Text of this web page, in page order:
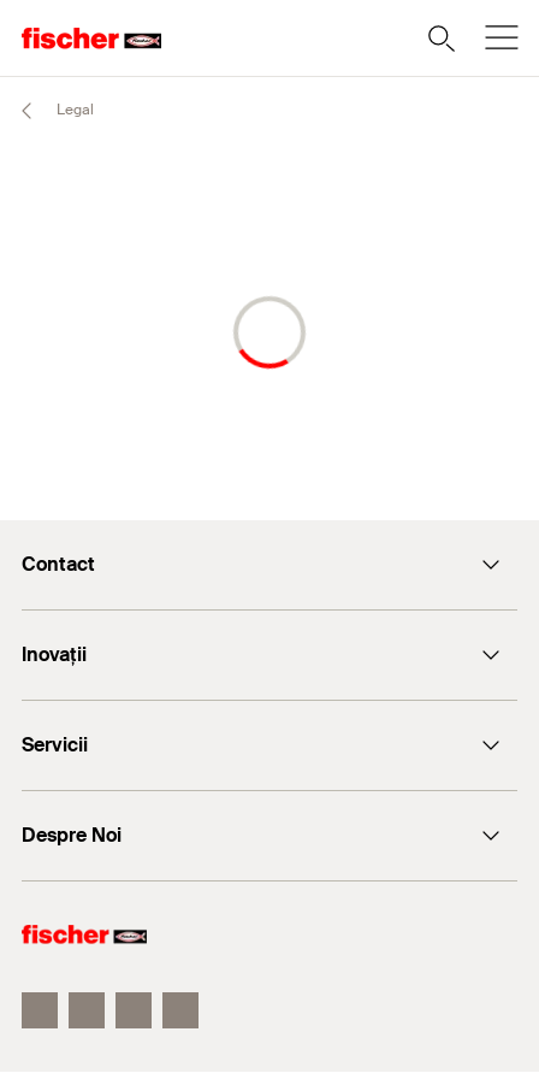
Legal
Contact
+(40) - 264 455.166
Inovații
Servicii
Consultanță tehnică
Despre Noi
fischertechnik